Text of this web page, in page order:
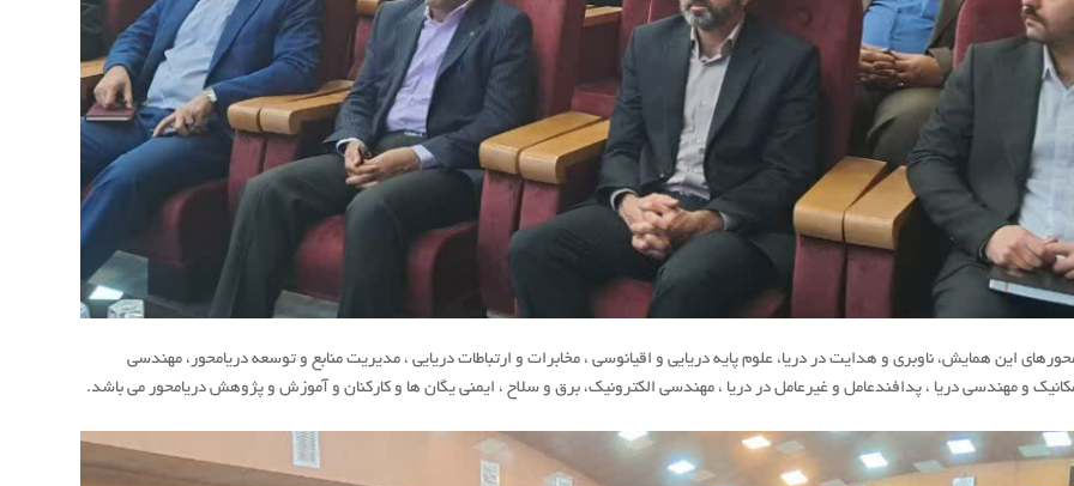
این همایش، ناوبری و هدایت در دریا، علوم پایه دریایی و اقیانوسی ، مخابرات و ارتباطات دریایی ، مدیریت منابع و توسعه دریامحور، مهندسی
و مهندسی دریا ، پدافندعامل و غیرعامل در دریا ، مهندسی الكترونیك، برق و سلاح ، ایمنی یگان ها و كاركنان و آموزش و پژوهش دریامحور می باشد.